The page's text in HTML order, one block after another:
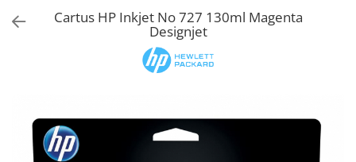
Scanere
Piese schimb
Plottere
Cartus HP Inkjet No 727 130ml Magenta
Designjet